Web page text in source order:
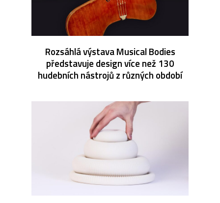
Rozsáhlá výstava Musical Bodies
představuje design více než 130
hudebních nástrojů z různých období